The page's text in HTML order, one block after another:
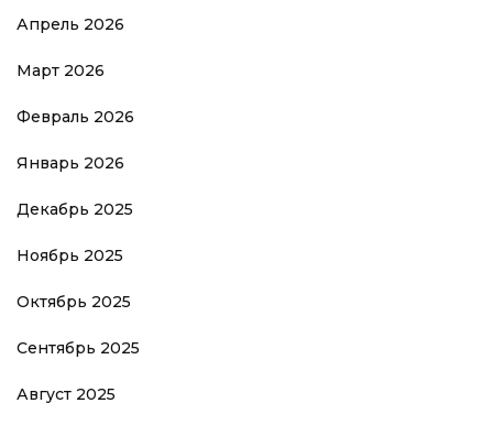
Апрель 2026
Март 2026
Февраль 2026
Январь 2026
Декабрь 2025
Ноябрь 2025
Октябрь 2025
Сентябрь 2025
Август 2025